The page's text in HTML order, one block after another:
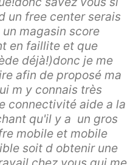
un free center serais
magasin score
en faillite et que
déjà!)donc je me
afin de proposé ma
m y connais très
connectivité aide a la
qu'il y a un gros
mobile et mobile
soit d obtenir une